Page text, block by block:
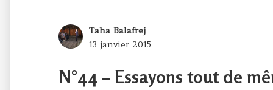
Author
Taha Balafrej
Posted
13 janvier 2015
N°44 – Essayons tout de